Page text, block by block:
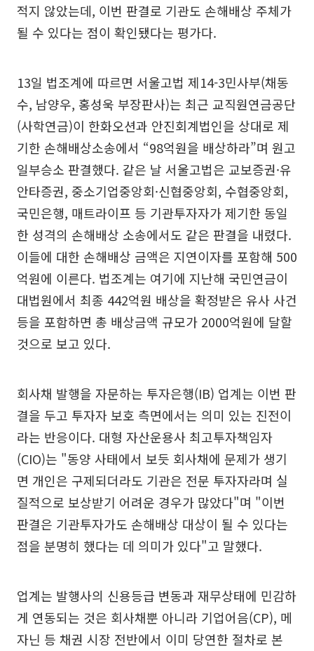
적지 않았는데, 이번 판결로 기관도 손해배상 주체가
될 수 있다는 점이 확인됐다는 평가다.
13일 법조계에 따르면 서울고법 제14-3민사부(채동
수, 남양우, 홍성욱 부장판사)는 최근 교직원연금공단
(사학연금)이 한화오션과 안진회계법인을 상대로 제
기한 손해배상소송에서 “98억원을 배상하라”며 원고
일부승소 판결했다. 같은 날 서울고법은 교보증권·유
안타증권, 중소기업중앙회·신협중앙회, 수협중앙회,
국민은행, 매트라이프 등 기관투자자가 제기한 동일
한 성격의 손해배상 소송에서도 같은 판결을 내렸다.
이들에 대한 손해배상 금액은 지연이자를 포함해 500
억원에 이른다. 법조계는 여기에 지난해 국민연금이
대법원에서 최종 442억원 배상을 확정받은 유사 사건
등을 포함하면 총 배상금액 규모가 2000억원에 달할
것으로 보고 있다.
회사채 발행을 자문하는 투자은행(IB) 업계는 이번 판
결을 두고 투자자 보호 측면에서는 의미 있는 진전이
라는 반응이다. 대형 자산운용사 최고투자책임자
(CIO)는 "동양 사태에서 보듯 회사채에 문제가 생기
면 개인은 구제되더라도 기관은 전문 투자자라며 실
질적으로 보상받기 어려운 경우가 많았다"며 "이번
판결은 기관투자가도 손해배상 대상이 될 수 있다는
점을 분명히 했다는 데 의미가 있다"고 말했다.
업계는 발행사의 신용등급 변동과 재무상태에 민감하
게 연동되는 것은 회사채뿐 아니라 기업어음(CP), 메
자닌 등 채권 시장 전반에서 이미 당연한 절차로 본